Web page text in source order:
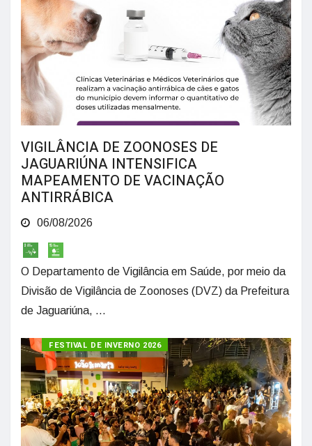
VIGILÂNCIA DE ZOONOSES DE
JAGUARIÚNA INTENSIFICA
MAPEAMENTO DE VACINAÇÃO
ANTIRRÁBICA
06/08/2026
O Departamento de Vigilância em Saúde, por meio da
Divisão de Vigilância de Zoonoses (DVZ) da Prefeitura
de Jaguariúna, ...
FESTIVAL DE INVERNO 2026